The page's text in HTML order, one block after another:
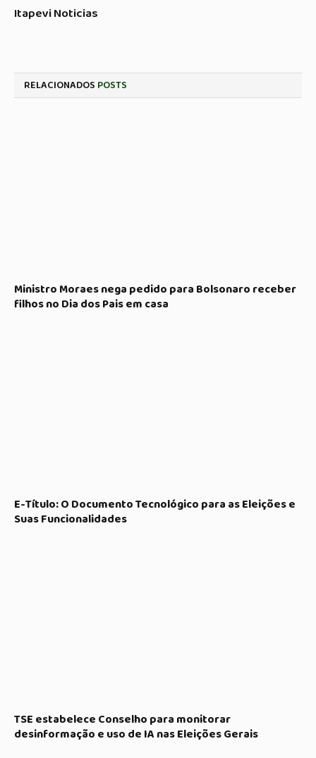
Itapevi Noticias
RELACIONADOS POSTS
Ministro Moraes nega pedido para Bolsonaro receber
filhos no Dia dos Pais em casa
E-Título: O Documento Tecnológico para as Eleições e
Suas Funcionalidades
TSE estabelece Conselho para monitorar
desinformação e uso de IA nas Eleições Gerais